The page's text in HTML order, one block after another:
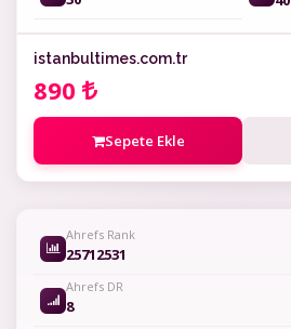
istanbultimes.com.tr
890
Sepete Ekle
Ahrefs Rank
25712531
Ahrefs DR
8